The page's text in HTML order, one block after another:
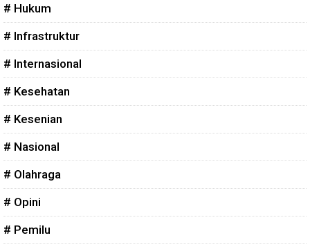
# Hukum
# Infrastruktur
# Internasional
# Kesehatan
# Kesenian
# Nasional
# Olahraga
# Opini
# Pemilu